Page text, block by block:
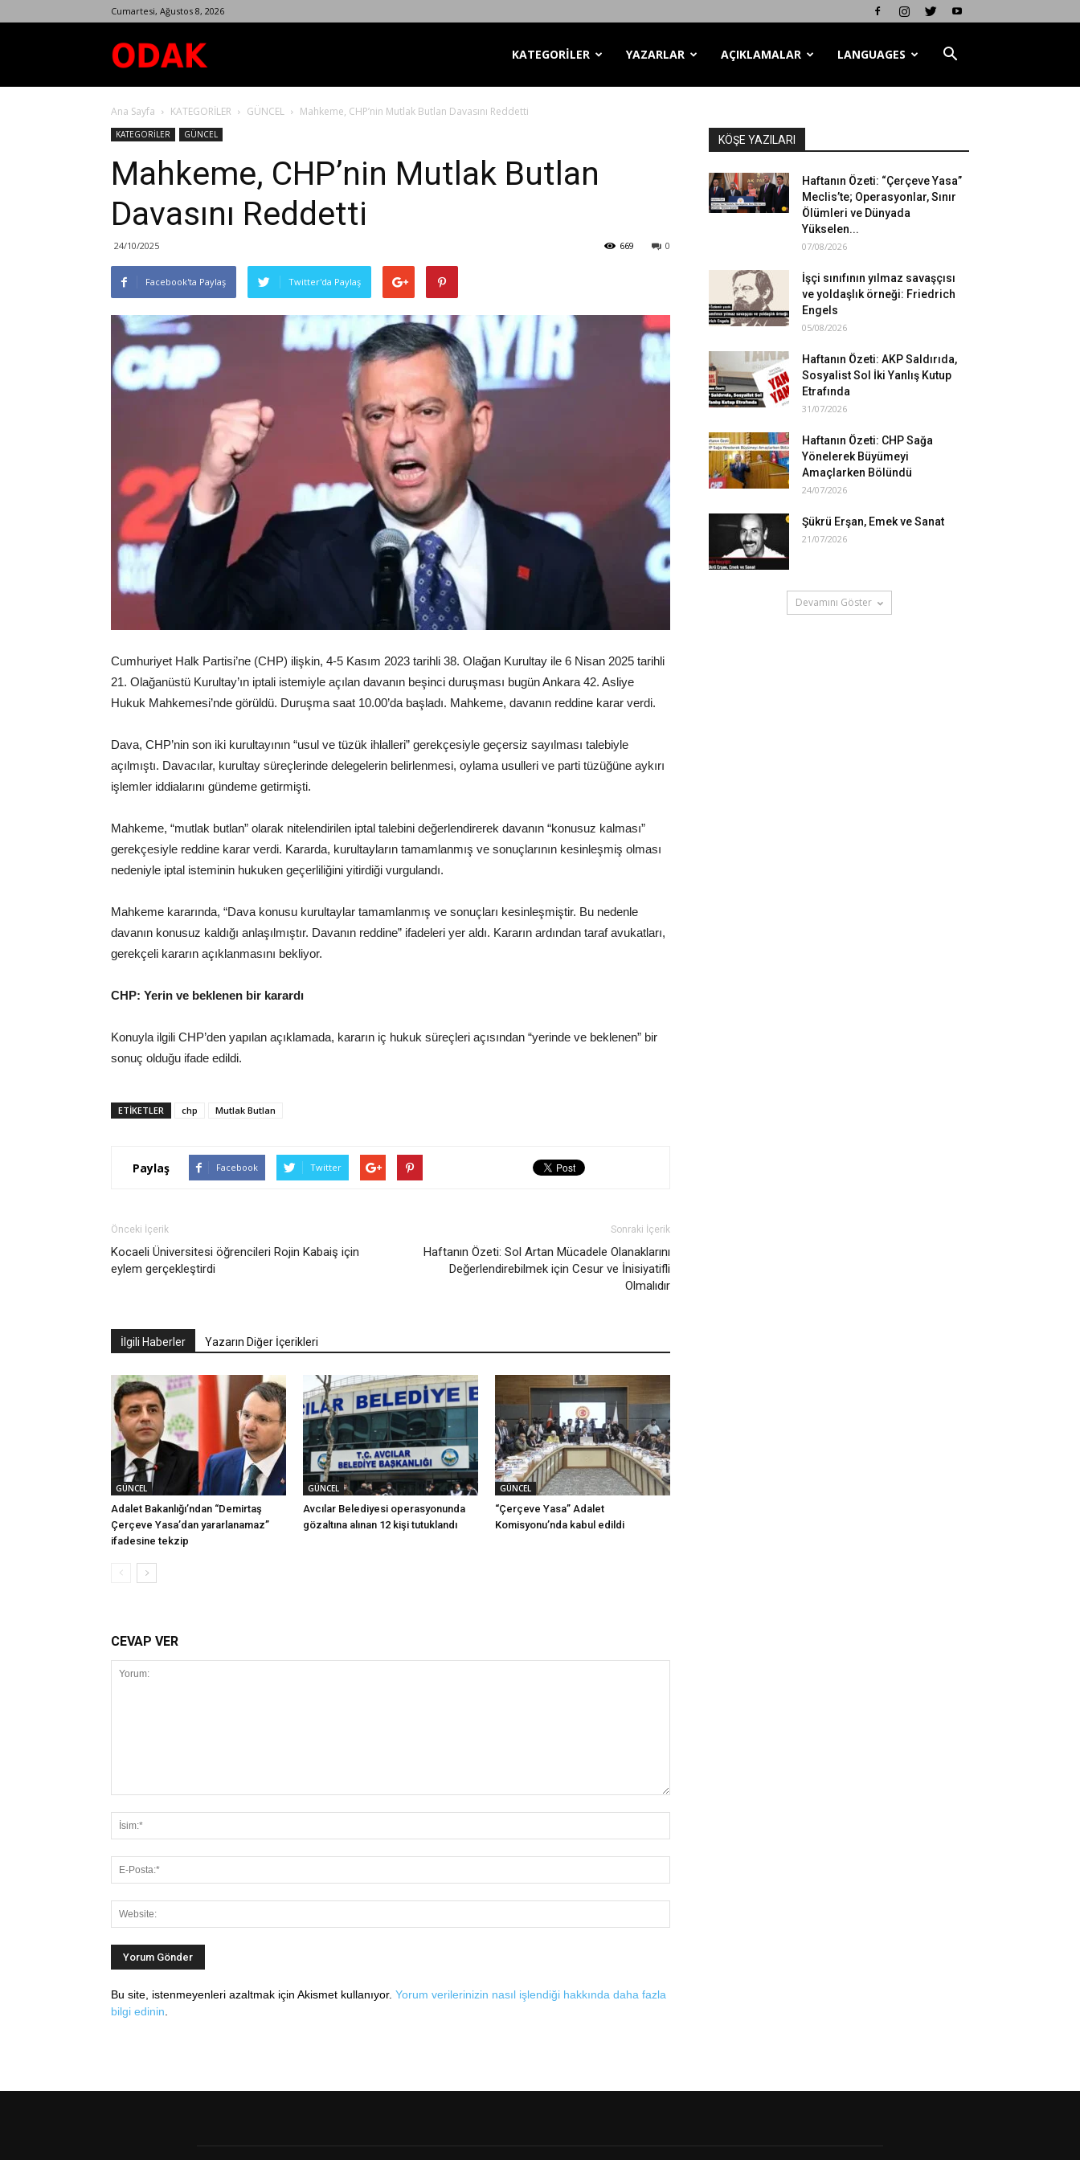
Cumartesi, Ağustos 8, 2026
Dergisi
KATEGORİLER YAZARLAR AÇIKLAMALAR LANGUAGES
Ana Sayfa KATEGORİLER GÜNCEL Mahkeme, CHP’nin Mutlak Butlan Davasını Reddetti
KATEGORİLER GÜNCEL
Mahkeme, CHP’nin Mutlak Butlan
Davasını Reddetti
24/10/2025 0
669
Facebook'ta Paylaş Twitter'da Paylaş
Cumhuriyet Halk Partisi’ne (CHP) ilişkin, 4-5 Kasım 2023 tarihli 38. Olağan Kurultay ile 6 Nisan 2025 tarihli
21. Olağanüstü Kurultay’ın iptali istemiyle açılan davanın beşinci duruşması bugün Ankara 42. Asliye
Hukuk Mahkemesi’nde görüldü. Duruşma saat 10.00’da başladı. Mahkeme, davanın reddine karar verdi.
Dava, CHP’nin son iki kurultayının “usul ve tüzük ihlalleri” gerekçesiyle geçersiz sayılması talebiyle
açılmıştı. Davacılar, kurultay süreçlerinde delegelerin belirlenmesi, oylama usulleri ve parti tüzüğüne aykırı
işlemler iddialarını gündeme getirmişti.
Mahkeme, “mutlak butlan” olarak nitelendirilen iptal talebini değerlendirerek davanın “konusuz kalması”
gerekçesiyle reddine karar verdi. Kararda, kurultayların tamamlanmış ve sonuçlarının kesinleşmiş olması
nedeniyle iptal isteminin hukuken geçerliliğini yitirdiği vurgulandı.
Mahkeme kararında, “Dava konusu kurultaylar tamamlanmış ve sonuçları kesinleşmiştir. Bu nedenle
davanın konusuz kaldığı anlaşılmıştır. Davanın reddine” ifadeleri yer aldı. Kararın ardından taraf avukatları,
gerekçeli kararın açıklanmasını bekliyor.
CHP: Yerin ve beklenen bir karardı
Konuyla ilgili CHP’den yapılan açıklamada, kararın iç hukuk süreçleri açısından “yerinde ve beklenen” bir
sonuç olduğu ifade edildi.
ETIKETLER chp Mutlak Butlan
Paylaş Facebook Twitter
Önceki İçerik
Kocaeli Üniversitesi öğrencileri Rojin Kabaiş için
eylem gerçekleştirdi
Sonraki İçerik
Haftanın Özeti: Sol Artan Mücadele Olanaklarını
Değerlendirebilmek için Cesur ve İnisiyatifli
Olmalıdır
İlgili Haberler Yazarın Diğer İçerikleri
GÜNCEL
Adalet Bakanlığı’ndan “Demirtaş
Çerçeve Yasa’dan yararlanamaz”
ifadesine tekzip
GÜNCEL
Avcılar Belediyesi operasyonunda
gözaltına alınan 12 kişi tutuklandı
GÜNCEL
“Çerçeve Yasa” Adalet
Komisyonu’nda kabul edildi
CEVAP VER
Bu site, istenmeyenleri azaltmak için Akismet kullanıyor. Yorum verilerinizin nasıl işlendiği hakkında daha fazla
bilgi edinin
KÖŞE YAZILARI
Haftanın Özeti: “Çerçeve Yasa”
Meclis’te; Operasyonlar, Sınır
Ölümleri ve Dünyada
Yükselen...
07/08/2026
İşçi sınıfının yılmaz savaşçısı
ve yoldaşlık örneği: Friedrich
Engels
05/08/2026
Haftanın Özeti: AKP Saldırıda,
Sosyalist Sol İki Yanlış Kutup
Etrafında
31/07/2026
Haftanın Özeti: CHP Sağa
Yönelerek Büyümeyi
Amaçlarken Bölündü
24/07/2026
Şükrü Erşan, Emek ve Sanat
21/07/2026
Devamını Göster